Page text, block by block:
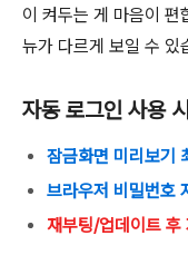
이 켜두는 게 마음이 편
뉴가 다르게 보일 수 있
자동 로그인 사용
잠금화면 미리보기
브라우저 비밀번호
재부팅/업데이트 후